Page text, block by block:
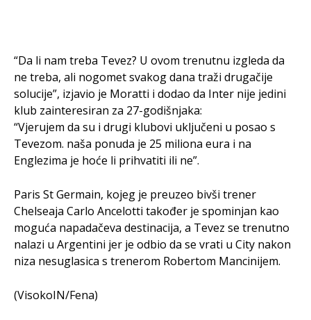
“Da li nam treba Tevez? U ovom trenutnu izgleda da
ne treba, ali nogomet svakog dana traži drugačije
solucije”, izjavio je Moratti i dodao da Inter nije jedini
klub zainteresiran za 27-godišnjaka:
“Vjerujem da su i drugi klubovi uključeni u posao s
Tevezom. naša ponuda je 25 miliona eura i na
Englezima je hoće li prihvatiti ili ne”.
Paris St Germain, kojeg je preuzeo bivši trener
Chelseaja Carlo Ancelotti također je spominjan kao
moguća napadačeva destinacija, a Tevez se trenutno
nalazi u Argentini jer je odbio da se vrati u City nakon
niza nesuglasica s trenerom Robertom Mancinijem.
(VisokoIN/Fena)